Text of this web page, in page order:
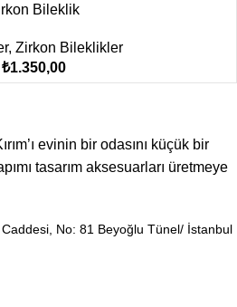
Bileklik
, Zirkon Bileklikler
₺1.350,00
evinin bir odasını küçük bir
tasarım aksesuarları üretmeye
No: 81 Beyoğlu Tünel/ İstanbul